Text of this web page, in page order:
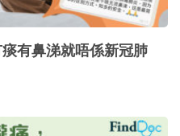
痰有鼻涕就唔係新冠肺